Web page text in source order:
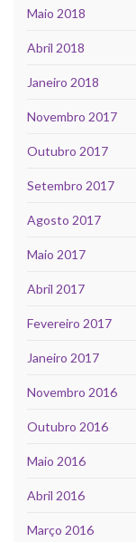
Maio 2018
Abril 2018
Janeiro 2018
Novembro 2017
Outubro 2017
Setembro 2017
Agosto 2017
Maio 2017
Abril 2017
Fevereiro 2017
Janeiro 2017
Novembro 2016
Outubro 2016
Maio 2016
Abril 2016
Março 2016